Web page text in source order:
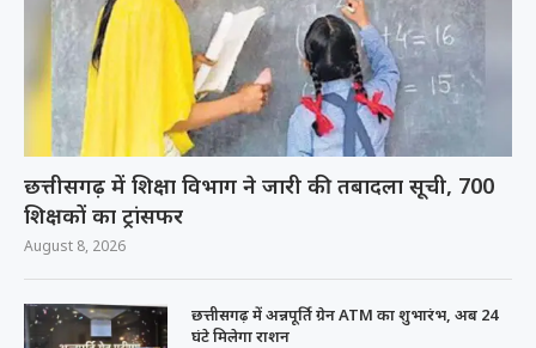
छत्तीसगढ़ में शिक्षा विभाग ने जारी की तबादला सूची, 700
शिक्षकों का ट्रांसफर
August 8, 2026
छत्तीसगढ़ में अन्नपूर्ति ग्रेन ATM का शुभारंभ, अब 24
घंटे मिलेगा राशन